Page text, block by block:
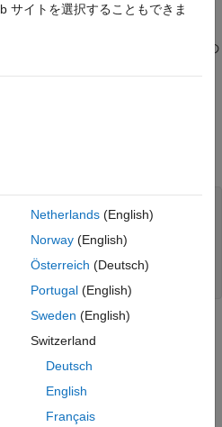
数
の実際値に基づいて、その
トの
用して C および C++ コード
サイトを選択することもできま
Netherlands(English)
Norway(English)
Österreich (Deutsch)
Portugal(English)
Sweden (English)
Switzerland
Deutsch
English
Français